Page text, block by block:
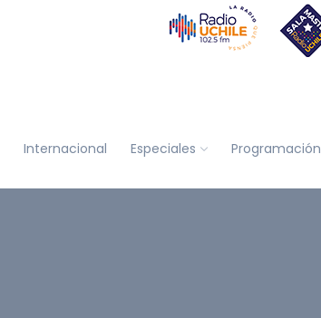
Internacional Especiales Programación